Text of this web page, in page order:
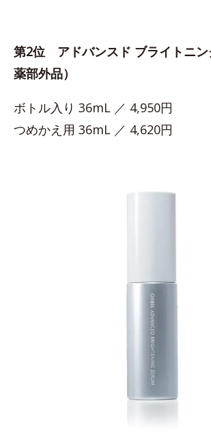
第2位 アドバンスド ブライトニン
薬部外品）
ボトル入り 36mL ／ 4,950円
つめかえ用 36mL ／ 4,620円